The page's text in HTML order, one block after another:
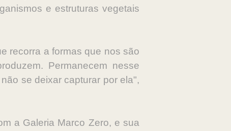
e estruturas vegetais
recorra a formas que nos são
Permanecem nesse
se deixar capturar por ela",
a Galeria Marco Zero, e sua